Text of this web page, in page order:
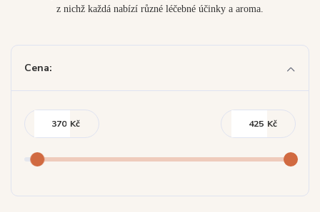
z nichž každá nabízí různé léčebné účinky a aroma.
Cena:
Kč Kč